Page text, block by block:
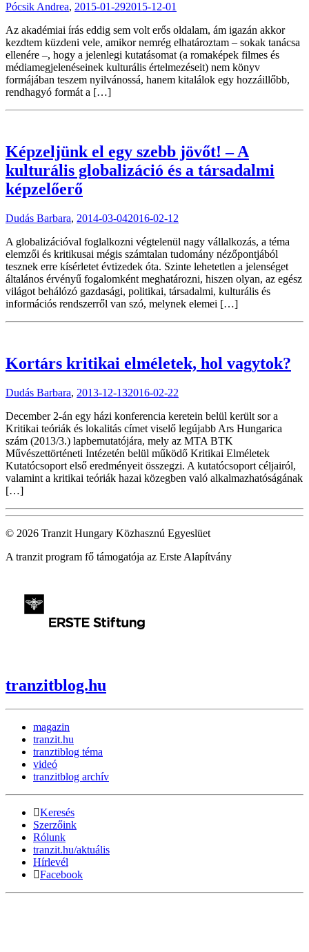
Pócsik Andrea, 2015-01-292015-12-01
Az akadémiai írás eddig sem volt erős oldalam, ám igazán akkor
kezdtem küzdeni vele, amikor nemrég elhatároztam – sokak tanácsa
ellenére –, hogy a jelenlegi kutatásomat (a romaképek filmes és
médiamegjelenéseinek kulturális értelmezéseit) nem könyv
formájában teszem nyilvánossá, hanem kitalálok egy hozzáillőbb,
rendhagyó formát a […]
Képzeljünk el egy szebb jövőt! – A
kulturális globalizáció és a társadalmi
képzelőerő
Dudás Barbara, 2014-03-042016-02-12
A globalizációval foglalkozni végtelenül nagy vállalkozás, a téma
elemzői és kritikusai mégis számtalan tudomány nézőpontjából
tesznek erre kísérletet évtizedek óta. Szinte lehetetlen a jelenséget
általános érvényű fogalomként meghatározni, hiszen olyan, az egész
világot behálózó gazdasági, politikai, társadalmi, kulturális és
információs rendszerről van szó, melynek elemei […]
Kortárs kritikai elméletek, hol vagytok?
Dudás Barbara, 2013-12-132016-02-22
December 2-án egy házi konferencia keretein belül került sor a
Kritikai teóriák és lokalitás címet viselő legújabb Ars Hungarica
szám (2013/3.) lapbemutatójára, mely az MTA BTK
Művészettörténeti Intézetén belül működő Kritikai Elméletek
Kutatócsoport első eredményeit összegzi. A kutatócsoport céljairól,
valamint a kritikai teóriák hazai közegben való alkalmazhatóságának
[…]
© 2026 Tranzit Hungary Közhasznú Egyeslüet
A tranzit program fő támogatója az Erste Alapítvány
tranzitblog.hu
magazin
tranzit.hu
tranztiblog téma
videó
tranzitblog archív
Keresés
Szerzőink
Rólunk
tranzit.hu/aktuális
Hírlevél
Facebook